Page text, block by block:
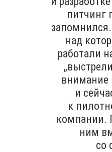
питчинг
запомнился.
над
работали
внимание
и
к
компании.
ним
со